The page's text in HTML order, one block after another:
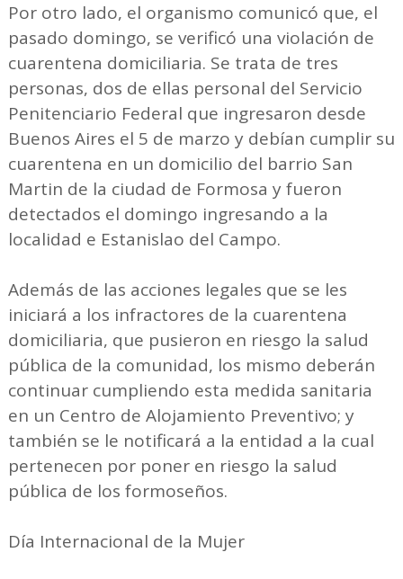
Por otro lado, el organismo comunicó que, el
pasado domingo, se verificó una violación de
cuarentena domiciliaria. Se trata de tres
personas, dos de ellas personal del Servicio
Penitenciario Federal que ingresaron desde
Buenos Aires el 5 de marzo y debían cumplir su
cuarentena en un domicilio del barrio San
Martin de la ciudad de Formosa y fueron
detectados el domingo ingresando a la
localidad e Estanislao del Campo.
Además de las acciones legales que se les
iniciará a los infractores de la cuarentena
domiciliaria, que pusieron en riesgo la salud
pública de la comunidad, los mismo deberán
continuar cumpliendo esta medida sanitaria
en un Centro de Alojamiento Preventivo; y
también se le notificará a la entidad a la cual
pertenecen por poner en riesgo la salud
pública de los formoseños.
Día Internacional de la Mujer